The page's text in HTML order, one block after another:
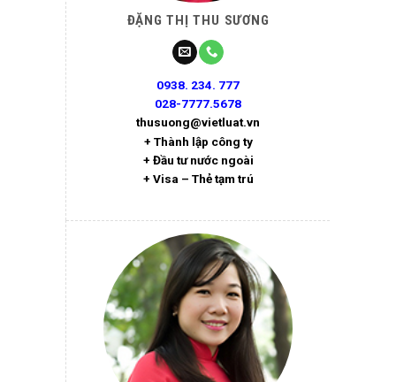
ĐẶNG THỊ THU SƯƠNG
0938. 234. 777
028-7777.5678
thusuong@vietluat.vn
+ Thành lập công ty
+ Đầu tư nước ngoài
+ Visa – Thẻ tạm trú